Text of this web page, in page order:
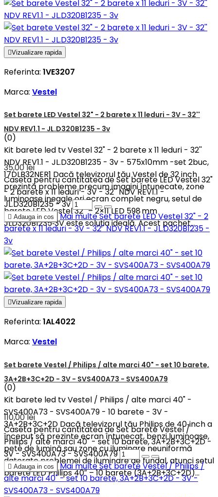
Vizualizare rapida
Referinta: 1VE3207
Marca: Vestel
Set barete LED Vestel 32" - 2 barete x 11 leduri - 3V - 32''
NDV REV1.1 - JL.D320B1235 - 3v
(0)
Kit barete led tv Vestel 32" - 2 barete x 11 leduri - 32''
NDV REV1.1 - JL.D320B1235 - 3v - 575x10mm -set 2buc,
17DLB32NER1 Dacă televizorul tău Vestel de 32 inch
prezintă probleme precum imagini întunecate, zone
luminoase inegale ori ecran complet negru, setul de
barete LED Vestel 32″ – 2×11 LED 598 mm
JLD320B1235‑3V este soluția ideală. Acest pachet...
35,00 lei
Caseta pentru cantitatea de Set barete LED Vestel 32"
- 2 barete x 11 leduri - 3V - 32'' NDV REV1.1 -
JL.D320B1235 - 3v
 Adauga in cos Mai multeSet barete LED Vestel 32" - 2
barete x 11 leduri - 3V - 32'' NDV REV1.1 - JL.D320B1235 -
3v
Vizualizare rapida
Referinta: 1AL4022
Marca: Vestel
Set barete Vestel / Philips / alte marci 40" - set 10 barete,
3A+2B+3C+2D - 3V - SVS400A73 - SVS400A79
(0)
Kit barete led tv Vestel / Philips / alte marci 40" -
SVS400A73 - SVS400A79 - 10 barete - 3V -
3A+2B+3C+2D Dacă televizorul tău Philips de 40‑inch a
început să prezinte ecran întunecat, benzi luminoase,
pete de lumină sau zone cu iluminare neuniformă
datorate problemei de iluminare de fundal, atunci setul
barete LED Philips 40″ – 10 barete (3A+2B+3C+2D)...
110,00 lei
Caseta pentru cantitatea de Set barete Vestel /
Philips / alte marci 40" - set 10 barete, 3A+2B+3C+2D -
3V - SVS400A73 - SVS400A79
 Adauga in cos Mai multeSet barete Vestel / Philips /
alte marci 40" - set 10 barete, 3A+2B+3C+2D - 3V -
SVS400A73 - SVS400A79